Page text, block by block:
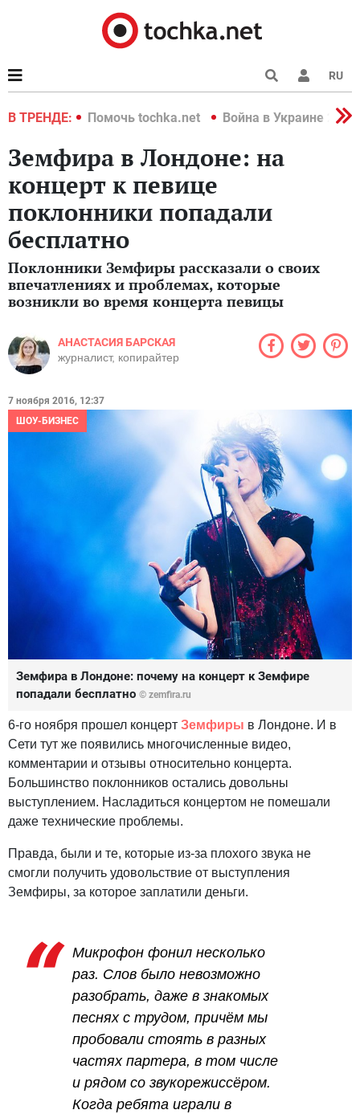
RU
В ТРЕНДЕ:
2022 Помочь tochka.net Война в Украине 2022
Земфира в Лондоне: на
концерт к певице
поклонники попадали
бесплатно
Поклонники Земфиры рассказали о своих
впечатлениях и проблемах, которые
возникли во время концерта певицы
АНАСТАСИЯ БАРСКАЯ
журналист, копирайтер
7 ноября 2016, 12:37
ШОУ-БИЗНЕС
Земфира в Лондоне: почему на концерт к Земфире
попадали бесплатно © zemfira.ru
6-го ноября прошел концерт Земфиры в Лондоне. И в
Сети тут же появились многочисленные видео,
комментарии и отзывы относительно концерта.
Большинство поклонников остались довольны
выступлением. Насладиться концертом не помешали
даже технические проблемы.
Правда, были и те, которые из-за плохого звука не
смогли получить удовольствие от выступления
Земфиры, за которое заплатили деньги.
Микрофон фонил несколько
раз. Слов было невозможно
разобрать, даже в знакомых
песнях с трудом, причём мы
пробовали стоять в разных
частях партера, в том числе
и рядом со звукорежиссёром.
Когда ребята играли в